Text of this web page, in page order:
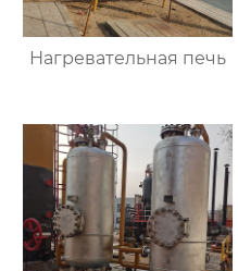
Нагревательная печь